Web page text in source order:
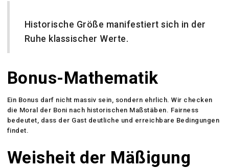
Historische Größe manifestiert sich in der
Ruhe klassischer Werte.
Bonus-Mathematik
Ein Bonus darf nicht massiv sein, sondern ehrlich. Wir checken
die Moral der Boni nach historischen Maßstäben. Fairness
bedeutet, dass der Gast deutliche und erreichbare Bedingungen
findet.
Weisheit der Mäßigung